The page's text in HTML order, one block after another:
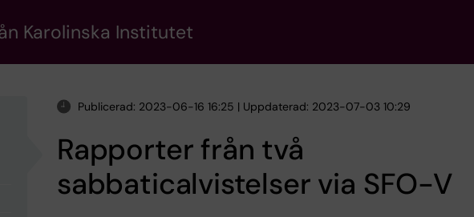
Karolinska Institutet
Publicerad: 2023-06-16 16:25 | Uppdaterad: 2023-07-03 10:29
Rapporter från två
sabbaticalvistelser via SFO-V